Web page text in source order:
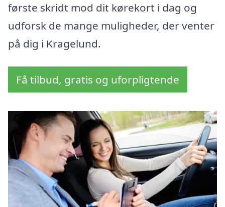
første skridt mod dit kørekort i dag og
udforsk de mange muligheder, der venter
på dig i Kragelund.
Få tilbud, gratis og uforpligtende